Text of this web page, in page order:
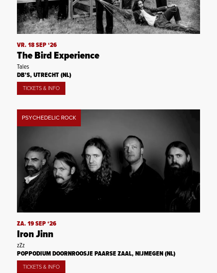
VR. 18 SEP ‘26
The Bird Experience
Tales
DB’S, UTRECHT (NL)
TICKETS & INFO
PSYCHEDELIC ROCK
ZA. 19 SEP ‘26
Iron Jinn
zZz
POPPODIUM DOORNROOSJE PAARSE ZAAL, NIJMEGEN (NL)
TICKETS & INFO